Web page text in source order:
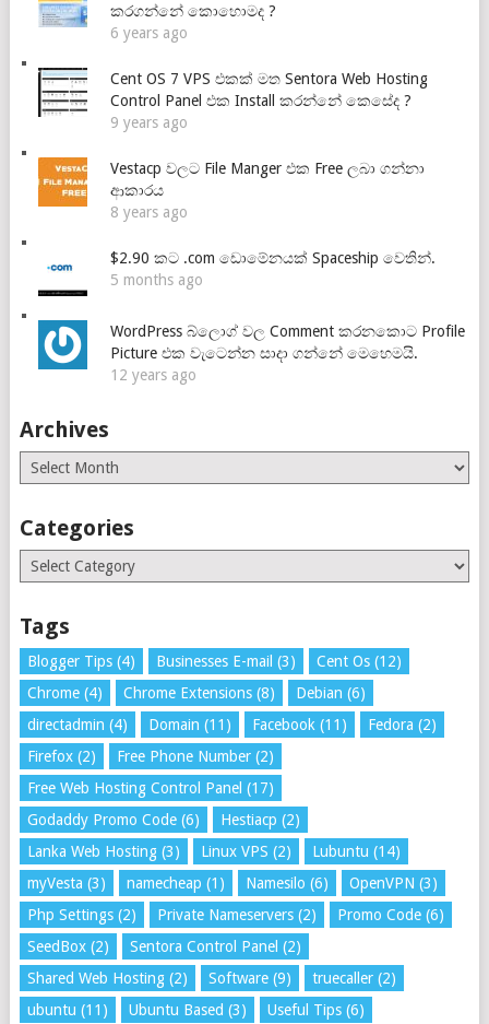
කරගන්නේ කොහොමද ?
6 years ago
Cent OS 7 VPS එකක් මත Sentora Web Hosting
Control Panel එක Install කරන්නේ කෙසේද ?
9 years ago
Vestacp වලට File Manger එක Free ලබා ගන්නා
ආකාරය
8 years ago
$2.90 කට .com ඩොමේනයක් Spaceship වෙතින්.
5 months ago
WordPress බ්ලොග් වල Comment කරනකොට Profile
Picture එක වැටෙන්න සාදා ගන්නේ මෙහෙමයි.
12 years ago
Archives
Archives
Categories
Categories
Tags
Blogger Tips(4) Businesses E-mail (3) Cent Os(12)
Chrome(4) Chrome Extensions(8) Debian (6)
directadmin (4) Domain (11) Facebook (11) Fedora (2)
Firefox(2) Free Phone Number(2)
Free Web Hosting Control Panel (17)
Godaddy Promo Code(6) Hestiacp (2)
Lanka Web Hosting(3) Linux VPS (2) Lubuntu (14)
myVesta (3) namecheap (1) Namesilo (6) OpenVPN (3)
Php Settings(2) Private Nameservers(2) Promo Code(6)
SeedBox(2) Sentora Control Panel (2)
Shared Web Hosting(2) Software(9) truecaller(2)
ubuntu (11) Ubuntu Based (3) Useful Tips(6)